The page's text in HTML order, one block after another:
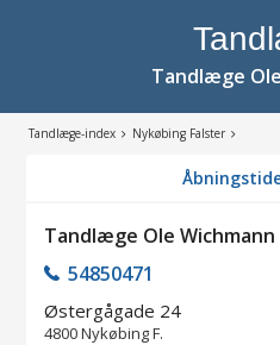
Tandlæge
Tandlæge-index Nykøbing Falster
Tandlæge Ole Wichmann
54850471
Østergågade 24
4800Nykøbing F.